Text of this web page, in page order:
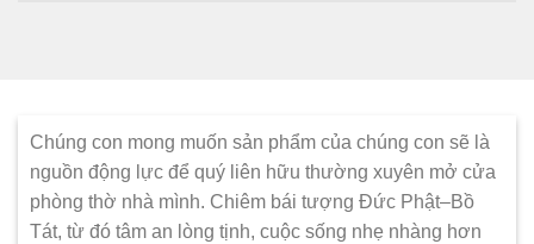
Chúng con mong muốn sản phẩm của chúng con sẽ là
nguồn động lực để quý liên hữu thường xuyên mở cửa
phòng thờ nhà mình. Chiêm bái tượng Đức Phật–Bồ
Tát, từ đó tâm an lòng tịnh, cuộc sống nhẹ nhàng hơn